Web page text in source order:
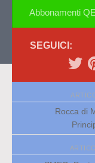
Abbonamenti
SEGUICI:
Rocca di